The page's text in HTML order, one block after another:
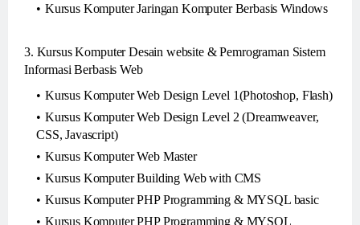
Kursus Komputer Jaringan Komputer Berbasis Windows
3. Kursus Komputer Desain website & Pemrograman Sistem
Informasi Berbasis Web
Kursus Komputer Web Design Level 1(Photoshop, Flash)
Kursus Komputer Web Design Level 2 (Dreamweaver,
CSS, Javascript)
Kursus Komputer Web Master
Kursus Komputer Building Web with CMS
Kursus Komputer PHP Programming & MYSQL basic
Kursus Komputer PHP Programming & MYSQL